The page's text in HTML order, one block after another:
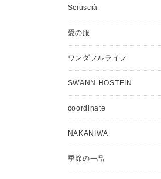
Sciuscià
愛の服
ワンダフルライフ
SWANN HOSTEIN
coordinate
NAKANIWA
季節の一品